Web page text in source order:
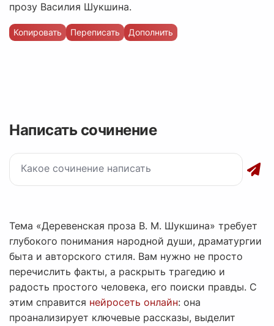
прозу Василия Шукшина.
Копировать Переписать Дополнить
Написать сочинение
Тема «Деревенская проза В. М. Шукшина» требует
глубокого понимания народной души, драматургии
быта и авторского стиля. Вам нужно не просто
перечислить факты, а раскрыть трагедию и
радость простого человека, его поиски правды. С
этим справится нейросеть онлайн: она
проанализирует ключевые рассказы, выделит